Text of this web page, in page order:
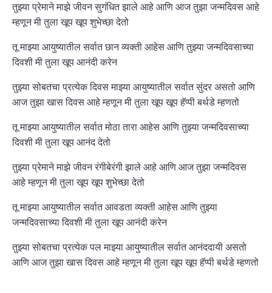
तुझ्या प्रेमाने माझे जीवन सुगंधित झाले आहे आणि आज तुझा जन्मदिवस आहे
म्हणून मी तुला खूप खूप शुभेच्छा देतो
तू माझ्या आयुष्यातील सर्वात छान व्यक्ती आहेस आणि तुझ्या जन्मदिवसाच्या
दिवशी मी तुला खूप आनंदी करेन
तुझ्या सोबतचा प्रत्येक दिवस माझ्या आयुष्यातील सर्वात सुंदर असतो आणि
आज तुझा खास दिवस आहे म्हणून मी तुला खूप खूप हॅप्पी बर्थडे म्हणतो
तू माझ्या आयुष्यातील सर्वात मोठा तारा आहेस आणि तुझ्या जन्मदिवसाच्या
दिवशी मी तुला खूप आनंद देतो
तुझ्या प्रेमाने माझे जीवन रंगीबेरंगी झाले आहे आणि आज तुझा जन्मदिवस
आहे म्हणून मी तुला खूप खूप शुभेच्छा देतो
तू माझ्या आयुष्यातील सर्वात आवडता व्यक्ती आहेस आणि तुझ्या
जन्मदिवसाच्या दिवशी मी तुला खूप आनंदी करेन
तुझ्या सोबतचा प्रत्येक पल माझ्या आयुष्यातील सर्वात आनंददायी असतो
आणि आज तुझा खास दिवस आहे म्हणून मी तुला खूप खूप हॅप्पी बर्थडे म्हणतो